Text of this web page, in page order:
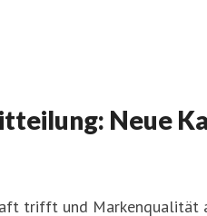
Neue
trifft und Markenqualität